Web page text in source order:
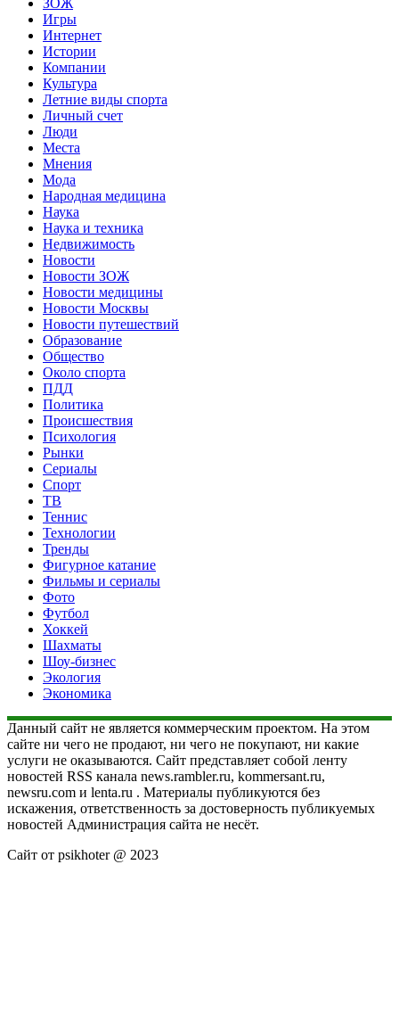
ЗОЖ
Игры
Интернет
Истории
Компании
Культура
Летние виды спорта
Личный счет
Люди
Места
Мнения
Мода
Народная медицина
Наука
Наука и техника
Недвижимость
Новости
Новости ЗОЖ
Новости медицины
Новости Москвы
Новости путешествий
Образование
Общество
Около спорта
ПДД
Политика
Происшествия
Психология
Рынки
Сериалы
Спорт
ТВ
Теннис
Технологии
Тренды
Фигурное катание
Фильмы и сериалы
Фото
Футбол
Хоккей
Шахматы
Шоу-бизнес
Экология
Экономика
Данный сайт не является коммерческим проектом. На этом
сайте ни чего не продают, ни чего не покупают, ни какие
услуги не оказываются. Сайт представляет собой ленту
новостей RSS канала news.rambler.ru, kommersant.ru,
newsru.com и lenta.ru . Материалы публикуются без
искажения, ответственность за достоверность публикуемых
новостей Администрация сайта не несёт.
Сайт от psikhoter @ 2023